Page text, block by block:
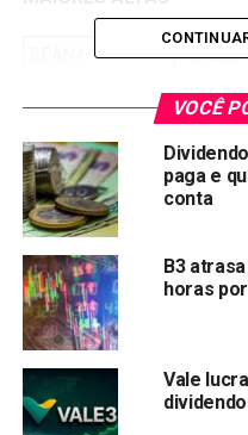
+9.68%
+8.71%
PETZ3
+6.73%
PCAR3
Entre as maiores baixas
(B3SA3), PetroRio, fechou
um movimento de
ano, os papéis da
MAIORES
VOCÊ
paga e
conta
B3
horas
Vale